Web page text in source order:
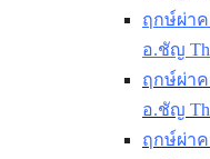
ฤกษ์ผ่า
อ.ชัญ
ฤกษ์ผ่า
อ.ชัญ
ฤกษ์ผ่า